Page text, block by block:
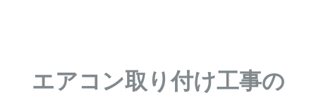
エアコン取り付け工事の